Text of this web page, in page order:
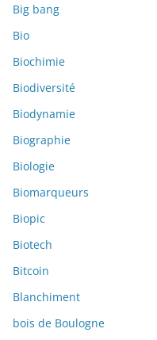
Big bang
Bio
Biochimie
Biodiversité
Biodynamie
Biographie
Biologie
Biomarqueurs
Biopic
Biotech
Bitcoin
Blanchiment
bois de Boulogne